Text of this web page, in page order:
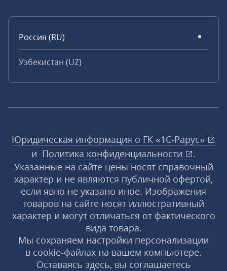
Россия (RU)
Узбекистан (UZ)
Юридическая информация о ГК «1С‑Рарус»
и Политика конфиденциальности
.
Указанные на сайте цены носят справочный
характер и не являются публичной офертой,
если явно не указано иное. Изображения
товаров на сайте носят иллюстративный
характер и могут отличаться от фактического
вида товара.
Мы сохраняем настройки персонализации
в cookie‑файлах на вашем компьютере.
Оставаясь здесь, вы соглашаетесь